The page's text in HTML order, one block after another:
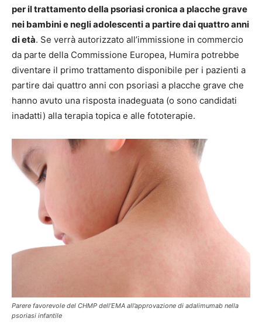
per il trattamento della psoriasi cronica a placche grave
nei bambini e negli adolescenti a partire dai quattro anni
di età. Se verrà autorizzato all’immissione in commercio
da parte della Commissione Europea, Humira potrebbe
diventare il primo trattamento disponibile per i pazienti a
partire dai quattro anni con psoriasi a placche grave che
hanno avuto una risposta inadeguata (o sono candidati
inadatti) alla terapia topica e alle fototerapie.
Parere favorevole del CHMP dell’EMA all’approvazione di adalimumab nella
psoriasi infantile